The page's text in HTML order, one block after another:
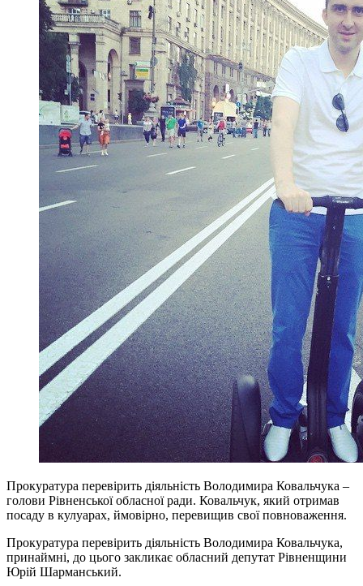
Прокуратура перевірить діяльність Володимира Ковальчука –
голови Рівненської обласної ради. Ковальчук, який отримав
посаду в кулуарах, ймовірно, перевищив свої повноваження.
Прокуратура перевірить діяльність Володимира Ковальчука,
принаймні, до цього закликає обласний депутат Рівненщини
Юрій Шарманський.